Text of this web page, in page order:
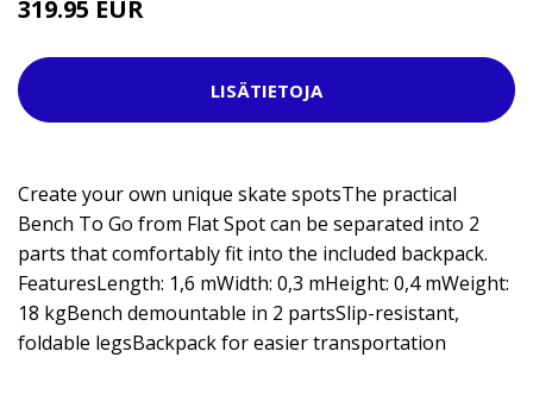
319.95 EUR
LISÄTIETOJA
Create your own unique skate spotsThe practical
Bench To Go from Flat Spot can be separated into 2
parts that comfortably fit into the included backpack.
FeaturesLength: 1,6 mWidth: 0,3 mHeight: 0,4 mWeight:
18 kgBench demountable in 2 partsSlip-resistant,
foldable legsBackpack for easier transportation